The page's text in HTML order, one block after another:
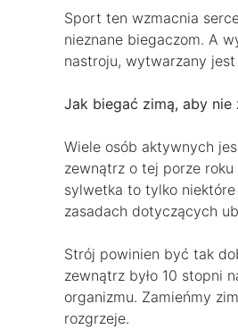
Sport ten wzmacnia
nieznane biegaczom. A
nastroju, wytwarzany
Jak biegać zimą, aby nie
Wiele osób aktywnych
zewnątrz o tej porze
sylwetka to tylko
zasadach dotyczących
Strój powinien być tak
zewnątrz było 10 stopni
organizmu. Zamieńmy
rozgrzeje.